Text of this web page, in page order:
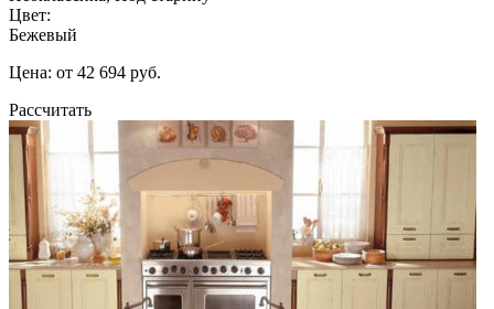
Цвет:
Бежевый
Цена: от 42 694 руб.
Рассчитать